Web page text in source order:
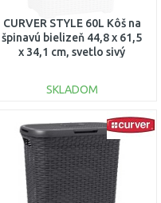
CURVER STYLE 60L Kôš na
špinavú bielizeň 44,8 x 61,5
x 34,1 cm, svetlo sivý
SKLADOM
DO KOŠÍKA
Porovnať